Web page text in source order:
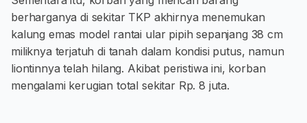
berharganya di sekitar TKP akhirnya menemukan
kalung emas model rantai ular pipih sepanjang 38 cm
miliknya terjatuh di tanah dalam kondisi putus, namun
liontinnya telah hilang. Akibat peristiwa ini, korban
mengalami kerugian total sekitar Rp. 8 juta.